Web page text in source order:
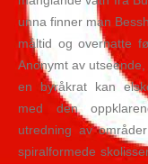
unna finner man
måltid og overnatte
Anonymt av
en byråkrat kan
med den
utredning av
spiralformede